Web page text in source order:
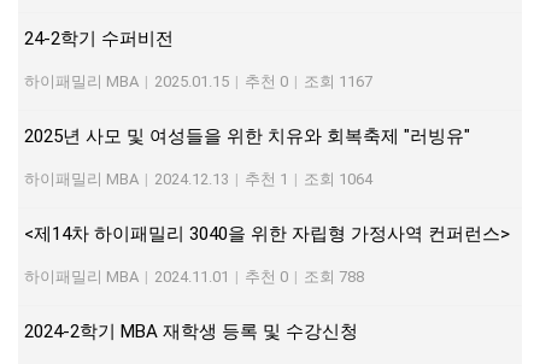
24-2학기 수퍼비전
하이패밀리 MBA | 2025.01.15 | 추천 0 | 조회 1167
2025년 사모 및 여성들을 위한 치유와 회복축제 "러빙유"
하이패밀리 MBA | 2024.12.13 | 추천 1 | 조회 1064
<제14차 하이패밀리 3040을 위한 자립형 가정사역 컨퍼런스>
하이패밀리 MBA | 2024.11.01 | 추천 0 | 조회 788
2024-2학기 MBA 재학생 등록 및 수강신청